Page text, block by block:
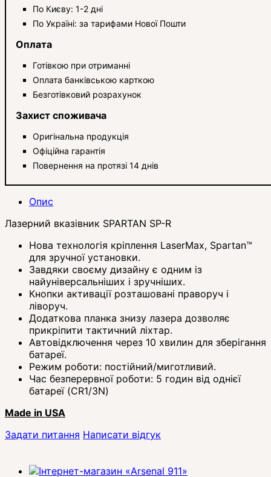
По Києву: 1-2 дні
По Україні: за тарифами Нової Пошти
Оплата
Готівкою при отриманні
Оплата банківською карткою
Безготівковий розрахунок
Захист споживача
Оригінальна продукція
Офіційна гарантія
Повернення на протязі 14 днів
Опис
Лазерний вказівник SPARTAN SP-R
Нова технологія кріплення LaserMax, Spartan™
для зручної установки.
Завдяки своєму дизайну є одним із
найуніверсальніших і зручніших.
Кнопки активації розташовані праворуч і
ліворуч.
Додаткова планка знизу лазера дозволяє
прикріпити тактичний ліхтар.
Автовідключення через 10 хвилин для зберігання
батареї.
Режим роботи: постійний/миготливий.
Час безперервної роботи: 5 годин від однієї
батареї (CR1/3N)
Made in USA
Задати питання Написати відгук